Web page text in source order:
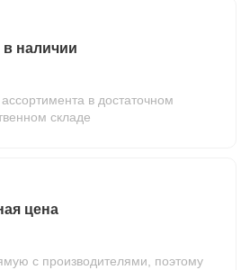
наличии
в достаточном
складе
цена
с производителями, поэтому